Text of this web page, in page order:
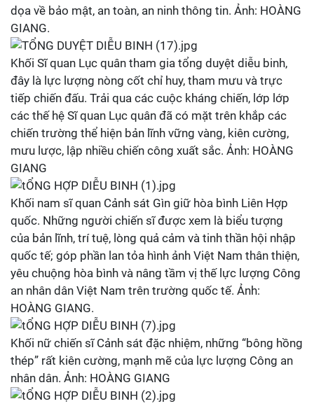
dọa về bảo mật, an toàn, an ninh thông tin. Ảnh: HOÀNG
GIANG.
Khối Sĩ quan Lục quân tham gia tổng duyệt diễu binh,
đây là lực lượng nòng cốt chỉ huy, tham mưu và trực
tiếp chiến đấu. Trải qua các cuộc kháng chiến, lớp lớp
các thế hệ Sĩ quan Lục quân đã có mặt trên khắp các
chiến trường thể hiện bản lĩnh vững vàng, kiên cường,
mưu lược, lập nhiều chiến công xuất sắc. Ảnh: HOÀNG
GIANG
Khối nam sĩ quan Cảnh sát Gìn giữ hòa bình Liên Hợp
quốc. Những người chiến sĩ được xem là biểu tượng
của bản lĩnh, trí tuệ, lòng quả cảm và tinh thần hội nhập
quốc tế; góp phần lan tỏa hình ảnh Việt Nam thân thiện,
yêu chuộng hòa bình và nâng tầm vị thế lực lượng Công
an nhân dân Việt Nam trên trường quốc tế. Ảnh:
HOÀNG GIANG.
Khối nữ chiến sĩ Cảnh sát đặc nhiệm, những “bông hồng
thép” rất kiên cường, mạnh mẽ của lực lượng Công an
nhân dân. Ảnh: HOÀNG GIANG